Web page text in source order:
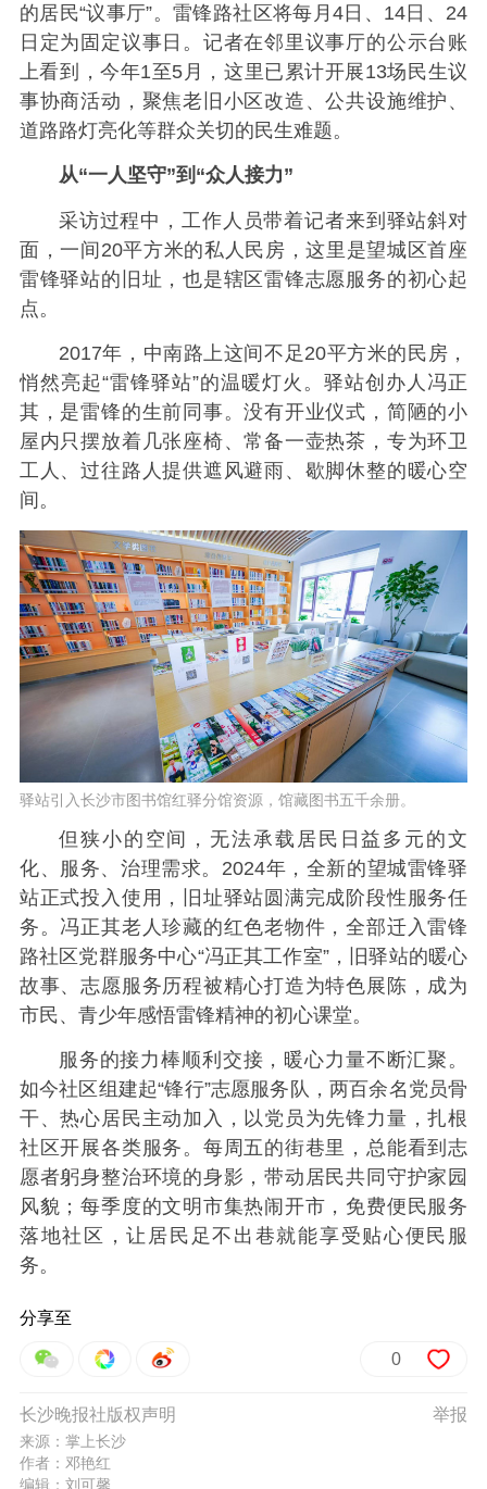
的居民“议事厅”。雷锋路社区将每月4日、14日、24
日定为固定议事日。记者在邻里议事厅的公示台账
上看到，今年1至5月，这里已累计开展13场民生议
事协商活动，聚焦老旧小区改造、公共设施维护、
道路路灯亮化等群众关切的民生难题。
从“一人坚守”到“众人接力”
采访过程中，工作人员带着记者来到驿站斜对
面，一间20平方米的私人民房，这里是望城区首座
雷锋驿站的旧址，也是辖区雷锋志愿服务的初心起
点。
2017年，中南路上这间不足20平方米的民房，
悄然亮起“雷锋驿站”的温暖灯火。驿站创办人冯正
其，是雷锋的生前同事。没有开业仪式，简陋的小
屋内只摆放着几张座椅、常备一壶热茶，专为环卫
工人、过往路人提供遮风避雨、歇脚休整的暖心空
间。
驿站引入长沙市图书馆红驿分馆资源，馆藏图书五千余册。
但狭小的空间，无法承载居民日益多元的文
化、服务、治理需求。2024年，全新的望城雷锋驿
站正式投入使用，旧址驿站圆满完成阶段性服务任
务。冯正其老人珍藏的红色老物件，全部迁入雷锋
路社区党群服务中心“冯正其工作室”，旧驿站的暖心
故事、志愿服务历程被精心打造为特色展陈，成为
市民、青少年感悟雷锋精神的初心课堂。
服务的接力棒顺利交接，暖心力量不断汇聚。
如今社区组建起“锋行”志愿服务队，两百余名党员骨
干、热心居民主动加入，以党员为先锋力量，扎根
社区开展各类服务。每周五的街巷里，总能看到志
愿者躬身整治环境的身影，带动居民共同守护家园
风貌；每季度的文明市集热闹开市，免费便民服务
落地社区，让居民足不出巷就能享受贴心便民服
务。
分享至
0
举报
长沙晚报社版权声明
来源：掌上长沙
作者：邓艳红
编辑：刘可馨